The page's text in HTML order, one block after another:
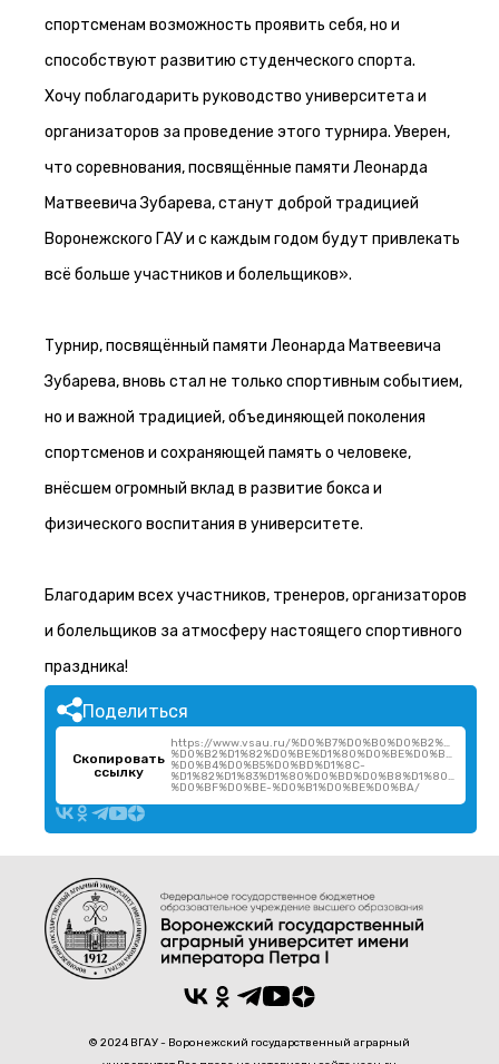
спортсменам возможность проявить себя, но и
способствуют развитию студенческого спорта.
Хочу поблагодарить руководство университета и
организаторов за проведение этого турнира. Уверен,
что соревнования, посвящённые памяти Леонарда
Матвеевича Зубарева, станут доброй традицией
Воронежского ГАУ и с каждым годом будут привлекать
всё больше участников и болельщиков».
Турнир, посвящённый памяти Леонарда Матвеевича
Зубарева, вновь стал не только спортивным событием,
но и важной традицией, объединяющей поколения
спортсменов и сохраняющей память о человеке,
внёсшем огромный вклад в развитие бокса и
физического воспитания в университете.
Благодарим всех участников, тренеров, организаторов
и болельщиков за атмосферу настоящего спортивного
праздника!
Поделиться
Скопировать
ссылку
https://www.vsau.ru/
%D0%B2%D1%82%D0%BE%D1%80%D0%BE%D0%B9-
%D0%B4%D0%B5%D0%BD%D1%8C-
%D0%BF%D0%BE-%D0%B1%D0%BE%D0%BA/
© 2024 ВГАУ - Воронежский государственный аграрный